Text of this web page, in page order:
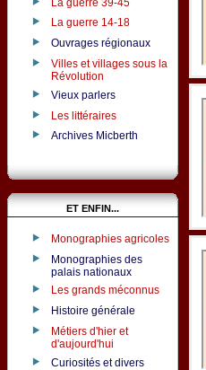
La guerre 14-18
Ouvrages régionaux
Villes et villages sous la
Révolution
Vieux parlers
Les littéraires
Archives Micberth
ET ENFIN...
Monographies agricoles
Monographies des
palais nationaux
Les grands méconnus
Histoire générale
Métiers d'hier et
d'aujourd'hui
Curiosités et divers